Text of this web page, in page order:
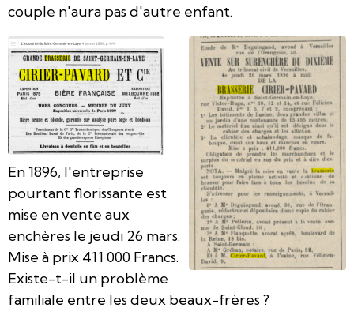
couple n'aura pas d'autre enfant.
En 1896, l'entreprise
pourtant florissante est
mise en vente aux
enchères le jeudi 26 mars.
Mise à prix 411 000 Francs.
Existe-t-il un problème
familiale entre les deux beaux-frères ?